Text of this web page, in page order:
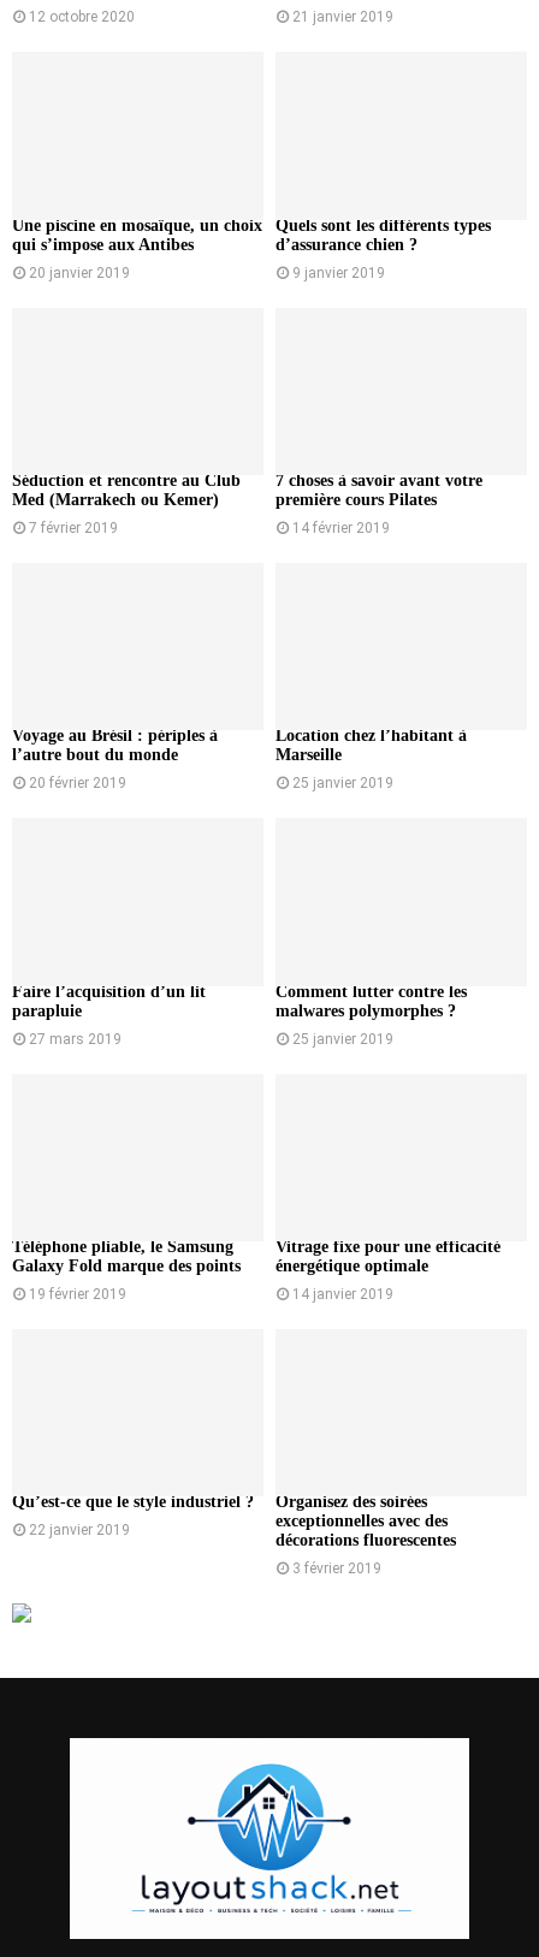
12 octobre 2020 21 janvier 2019
Une piscine en mosaïque, un choix
qui s’impose aux Antibes
20 janvier 2019
Quels sont les différents types
d’assurance chien ?
9 janvier 2019
Séduction et rencontre au Club
Med (Marrakech ou Kemer)
7 février 2019
7 choses à savoir avant votre
première cours Pilates
14 février 2019
Voyage au Brésil : périples à
l’autre bout du monde
20 février 2019
Location chez l’habitant à
Marseille
25 janvier 2019
Faire l’acquisition d’un lit
parapluie
27 mars 2019
Comment lutter contre les
malwares polymorphes ?
25 janvier 2019
Téléphone pliable, le Samsung
Galaxy Fold marque des points
19 février 2019
Vitrage fixe pour une efficacité
énergétique optimale
14 janvier 2019
Qu’est-ce que le style industriel ?
22 janvier 2019
Organisez des soirées
exceptionnelles avec des
décorations fluorescentes
3 février 2019